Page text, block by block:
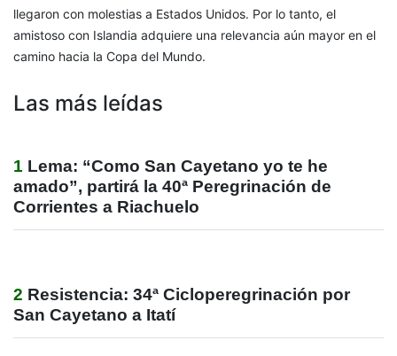
llegaron con molestias a Estados Unidos. Por lo tanto, el
amistoso con Islandia adquiere una relevancia aún mayor en el
camino hacia la Copa del Mundo.
Las más leídas
1 Lema: “Como San Cayetano yo te he
amado”, partirá la 40ª Peregrinación de
Corrientes a Riachuelo
2 Resistencia: 34ª Cicloperegrinación por
San Cayetano a Itatí